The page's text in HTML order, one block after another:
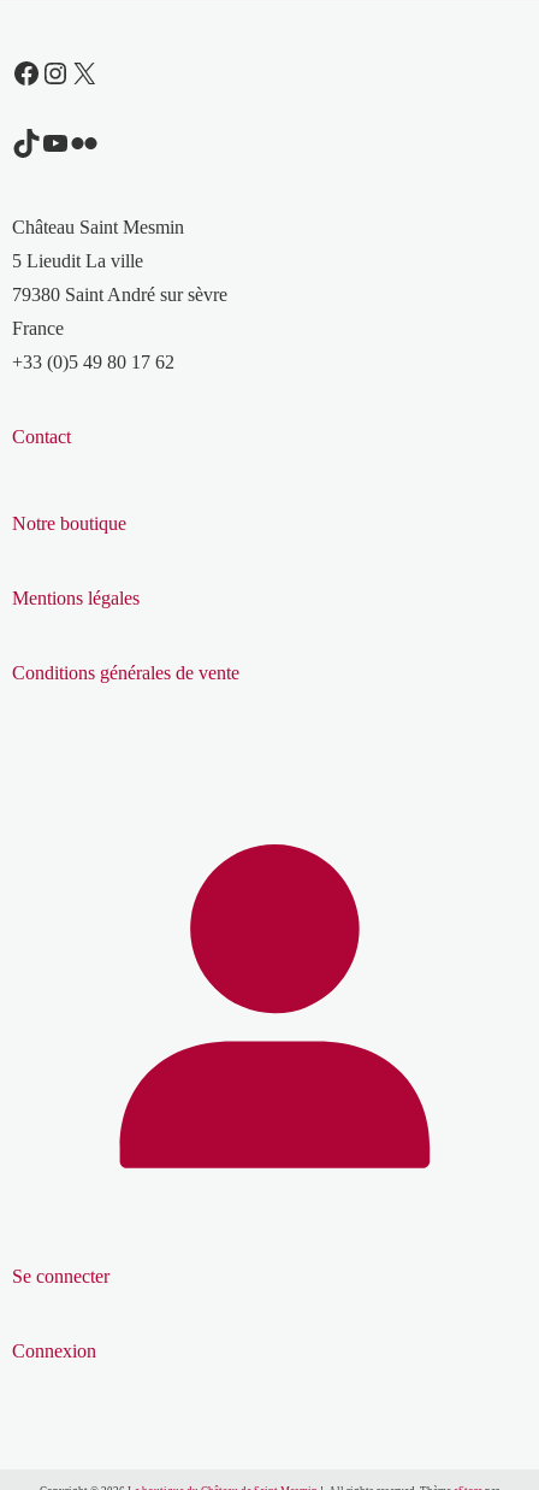
Facebook
Instagram
X
TikTok
YouTube
Flickr
Château Saint Mesmin
5 Lieudit La ville
79380 Saint André sur sèvre
France
+33 (0)5 49 80 17 62
Contact
Notre boutique
Mentions légales
Conditions générales de vente
Se connecter
Connexion